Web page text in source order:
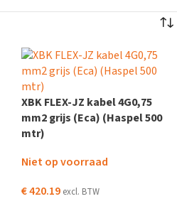
XBK FLEX-JZ kabel 4G0,75
mm2 grijs (Eca) (Haspel 500
mtr)
Niet op voorraad
€420.19 excl. BTW